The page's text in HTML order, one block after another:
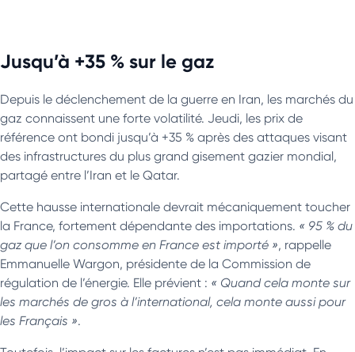
Jusqu’à +35 % sur le gaz
Depuis le déclenchement de la guerre en Iran, les marchés du
gaz connaissent une forte volatilité. Jeudi, les prix de
référence ont bondi jusqu’à +35 % après des attaques visant
des infrastructures du plus grand gisement gazier mondial,
partagé entre l’Iran et le Qatar.
Cette hausse internationale devrait mécaniquement toucher
la France, fortement dépendante des importations. « 95 % du
gaz que l’on consomme en France est importé », rappelle
Emmanuelle Wargon, présidente de la Commission de
régulation de l’énergie. Elle prévient : « Quand cela monte sur
les marchés de gros à l’international, cela monte aussi pour
les Français ».